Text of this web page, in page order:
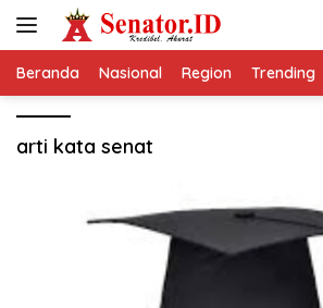
Beranda Nasional Region Trending
arti kata senat